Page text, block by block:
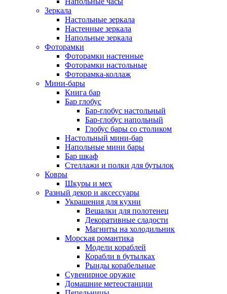
Зеркала
Настольные зеркала
Настенные зеркала
Напольные зеркала
Фоторамки
Фоторамки настенные
Фоторамки настольные
Фоторамка-коллаж
Мини-бары
Книга бар
Бар глобус
Бар-глобус настольный
Бар-глобус напольный
Глобус бары со столиком
Настольный мини-бар
Напольные мини бары
Бар шкаф
Стеллажи и полки для бутылок
Ковры
Шкуры и мех
Разный декор и аксессуары
Украшения для кухни
Вешалки для полотенец
Декоративные сладости
Магниты на холодильник
Морская романтика
Модели кораблей
Корабли в бутылках
Рынды корабельные
Сувенирное оружие
Домашние метеостанции